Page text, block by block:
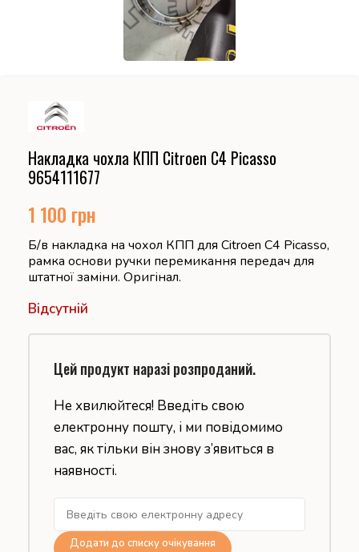
Накладка чохла КПП Citroen C4 Picasso
9654111677
1 100 грн
Б/в накладка на чохол КПП для Citroen C4 Picasso,
рамка основи ручки перемикання передач для
штатної заміни. Оригінал.
Відсутній
Цей продукт наразі розпроданий.
Не хвилюйтеся! Введіть свою
електронну пошту, і ми повідомимо
вас, як тільки він знову з’явиться в
наявності.
Додати до списку очікування